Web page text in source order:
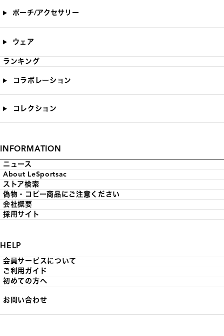
ポーチ/アクセサリー
ウェア
ランキング
コラボレーション
コレクション
INFORMATION
ニュース
About LeSportsac
ストア検索
偽物・コピー商品にご注意ください
会社概要
採用サイト
HELP
会員サービスについて
ご利用ガイド
初めての方へ
お問い合わせ